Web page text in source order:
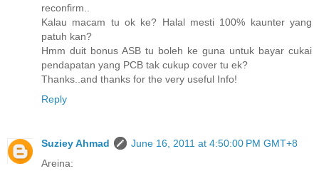
reconfirm..
Kalau macam tu ok ke? Halal mesti 100% kaunter yang
patuh kan?
Hmm duit bonus ASB tu boleh ke guna untuk bayar cukai
pendapatan yang PCB tak cukup cover tu ek?
Thanks..and thanks for the very useful Info!
Reply
Suziey Ahmad
June 16, 2011 at 4:50:00 PM GMT+8
Areina: